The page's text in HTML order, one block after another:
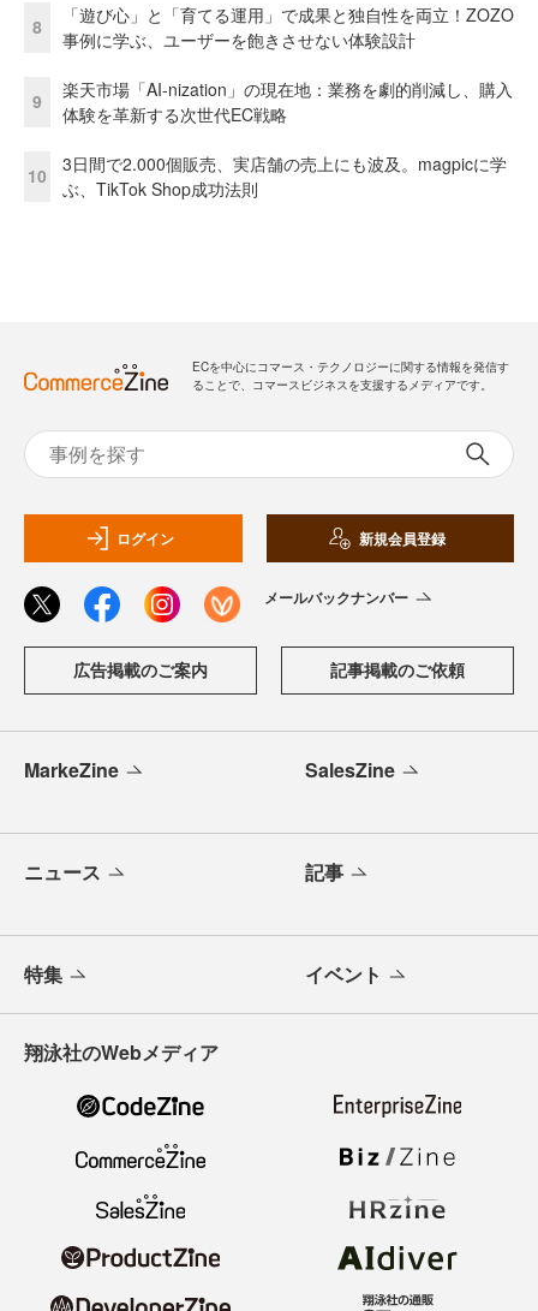
8
「遊び心」と「育てる運用」で成果と独自性を両立！ZOZO
事例に学ぶ、ユーザーを飽きさせない体験設計
9
楽天市場「AI-nization」の現在地：業務を劇的削減し、購入
体験を革新する次世代EC戦略
10
3日間で2.000個販売、実店舗の売上にも波及。magpicに学
ぶ、TikTok Shop成功法則
ECを中心にコマース・テクノロジーに関する情報を発信す
ることで、コマースビジネスを支援するメディアです。
ログイン 新規会員登録
メールバックナンバー
広告掲載のご案内 記事掲載のご依頼
MarkeZine SalesZine
ニュース 記事
特集 イベント
翔泳社のWebメディア